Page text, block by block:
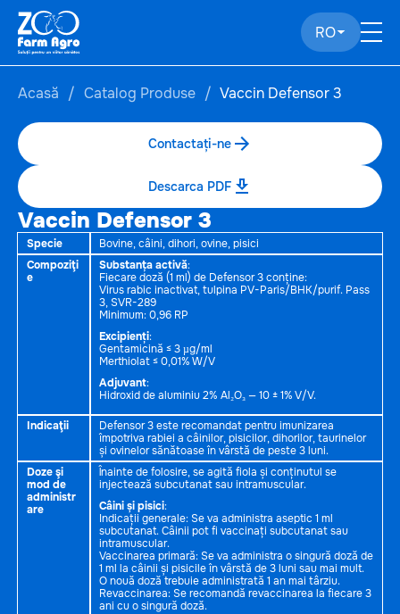
RO
Acasă Catalog Produse Vaccin Defensor 3
Contactați-ne
Descarca PDF
Vaccin Defensor 3
Specie
Bovine, câini, dihori, ovine, pisici
Compoziţi
e
Substanța activă:
Fiecare doză (1 ml) de Defensor 3 conține:
Virus rabic inactivat, tulpina PV-Paris/BHK/purif. Pass
3, SVR-289
Minimum: 0,96 RP
Excipienți:
Gentamicină ≤ 3 µg/ml
Merthiolat ≤ 0,01% W/V
Adjuvant:
Hidroxid de aluminiu 2% Al₂O₃ — 10 ± 1% V/V.
Indicaţii
Defensor 3 este recomandat pentru imunizarea
împotriva rabiei a câinilor, pisicilor, dihorilor, taurinelor
și ovinelor sănătoase în vârstă de peste 3 luni.
Doze şi
mod de
administr
are
Înainte de folosire, se agită fiola și conținutul se
injectează subcutanat sau intramuscular.
Câini și pisici:
Indicații generale: Se va administra aseptic 1 ml
subcutanat. Câinii pot fi vaccinați subcutanat sau
intramuscular.
Vaccinarea primară: Se va administra o singură doză de
1 ml la câinii și pisicile în vârstă de 3 luni sau mai mult.
O nouă doză trebuie administrată 1 an mai târziu.
Revaccinarea: Se recomandă revaccinarea la fiecare 3
ani cu o singură doză.